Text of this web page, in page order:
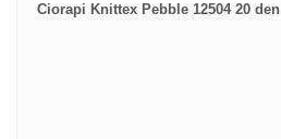
Ciorapi Knittex Pebble 12504 20 den